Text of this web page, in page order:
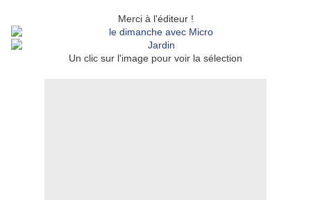
Merci à l'éditeur !
Un clic sur l'image pour voir la sélection